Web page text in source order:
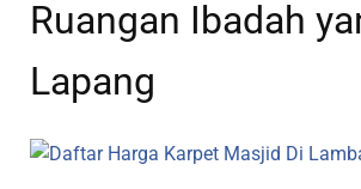
Ruangan Ibadah
Lapang